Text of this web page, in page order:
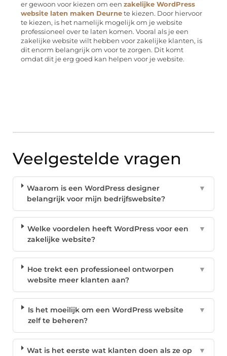
er gewoon voor kiezen om een zakelijke WordPress
website laten maken Deurne te kiezen. Door hiervoor
te kiezen, is het namelijk mogelijk om je website
professioneel over te laten komen. Vooral als je een
zakelijke website wilt hebben voor zakelijke klanten, is
dit enorm belangrijk om voor te zorgen. Dit komt
omdat dit je erg goed kan helpen voor je website.
Veelgestelde vragen
Waarom is een WordPress designer
belangrijk voor mijn bedrijfswebsite?
▼
Welke voordelen heeft WordPress voor een
zakelijke website?
▼
Hoe trekt een professioneel ontworpen
website meer klanten aan?
▼
Is het moeilijk om een WordPress website
zelf te beheren?
▼
Wat is het eerste wat klanten doen als ze op
▼